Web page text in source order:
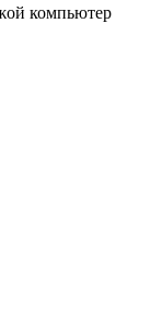
компьютер